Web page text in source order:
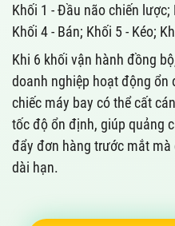
Khối 1 - Đầu não chiến lược;
Khối 4 - Bán; Khối 5 - Kéo;
Khi 6 khối vận hành đồng
doanh nghiệp hoạt động
chiếc máy bay có thể cất
tốc độ ổn định, giúp quảng
đẩy đơn hàng trước mắt
dài hạn.